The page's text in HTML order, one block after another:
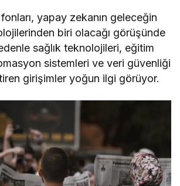
yapay zekanın geleceğin
biri olacağı görüşünde
sağlık teknolojileri, eğitim
sistemleri ve veri güvenliği
girişimler yoğun ilgi görüyor.